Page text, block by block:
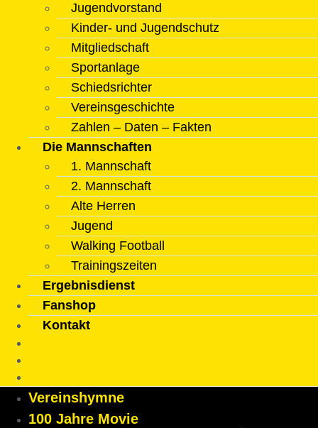
Jugendvorstand
Kinder- und Jugendschutz
Mitgliedschaft
Sportanlage
Schiedsrichter
Vereinsgeschichte
Zahlen – Daten – Fakten
Die Mannschaften
1. Mannschaft
2. Mannschaft
Alte Herren
Jugend
Walking Football
Trainingszeiten
Ergebnisdienst
Fanshop
Kontakt
Vereinshymne
100 Jahre Movie